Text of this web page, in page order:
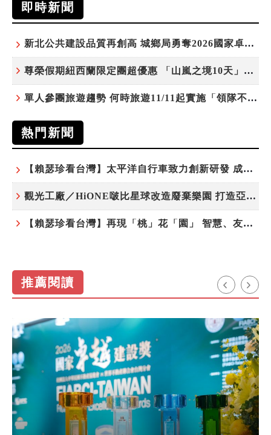
即時新聞
新北公共建設品質再創高 城鄉局勇奪2026國家卓越建設獎6項殊榮
尊榮假期紐西蘭限定團超優惠 「山嵐之境10天」挑戰市場最高CP值
單人參團旅遊趨勢 何時旅遊11/11起實施「領隊不配房」 落單更免收單房差
熱門新聞
【賴瑟珍看台灣】太平洋自行車致力創新研發 成就台灣隱形冠軍
觀光工廠／HiONE啵比星球改造廢棄樂園 打造亞洲最大寵物天堂
【賴瑟珍看台灣】再現「桃」花「園」 智慧、友善、永續成為桃園遞給國際的名片
推薦閱讀